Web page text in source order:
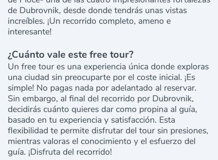
de Dubrovnik, desde donde tendrás unas vistas
increíbles. ¡Un recorrido completo, ameno e
interesante!
¿Cuánto vale este free tour?
Un free tour es una experiencia única donde exploras
una ciudad sin preocuparte por el coste inicial. ¡Es
simple! No pagas nada por adelantado al reservar.
Sin embargo, al final del recorrido por Dubrovnik,
decidirás cuánto quieres dar como propina al guía,
basado en tu experiencia y satisfacción. Esta
flexibilidad te permite disfrutar del tour sin presiones,
mientras valoras el conocimiento y el esfuerzo del
guía. ¡Disfruta del recorrido!